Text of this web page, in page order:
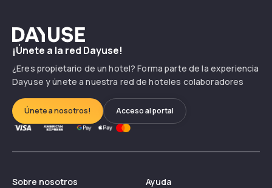
Dayuse
¡Únete a la red Dayuse!
¿Eres propietario de un hotel? Forma parte de la experiencia
Dayuse y únete a nuestra red de hoteles colaboradores
Únete a nosotros! Acceso al portal
Sobre nosotros Ayuda